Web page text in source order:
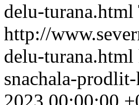
delu-turana.html
http://
delu-turana.html
snachala-